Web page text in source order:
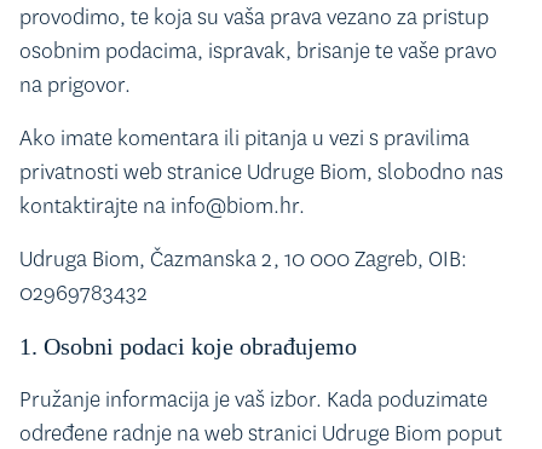
provodimo, te koja su vaša prava vezano za pristup
osobnim podacima, ispravak, brisanje te vaše pravo
na prigovor.
Ako imate komentara ili pitanja u vezi s pravilima
privatnosti web stranice Udruge Biom, slobodno nas
kontaktirajte na info@biom.hr.
Udruga Biom, Čazmanska 2, 10 000 Zagreb, OIB:
02969783432
1. Osobni podaci koje obrađujemo
Pružanje informacija je vaš izbor. Kada poduzimate
određene radnje na web stranici Udruge Biom poput